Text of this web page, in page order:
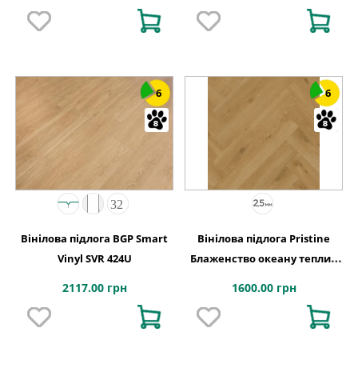
6
Вінілова підлога BGP Smart
Vinyl SVR 424U
2117.00 грн
6
Вінілова підлога Pristine
Блаженство океану теплий
1600.00 грн